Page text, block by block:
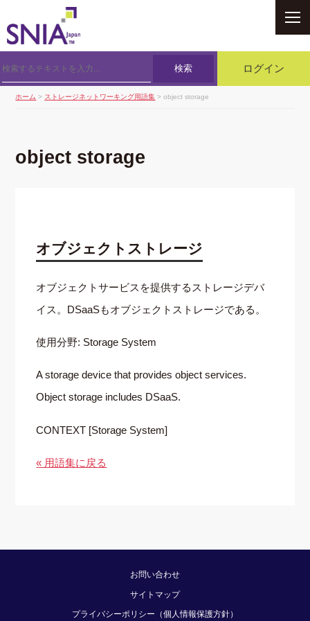
検索 ログイン
ホーム > ストレージネットワーキング用語集 > object storage
object storage
オブジェクトストレージ
オブジェクトサービスを提供するストレージデバ
イス。DSaaSもオブジェクトストレージである。
使用分野: Storage System
A storage device that provides object services.
Object storage includes DSaaS.
CONTEXT [Storage System]
« 用語集に戻る
お問い合わせ
サイトマップ
プライバシーポリシー（個人情報保護方針）